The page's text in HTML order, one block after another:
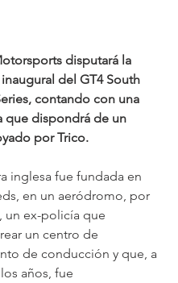
disputará la
del GT4 South
contando con una
que dispondrá de un
por Trico.
inglesa fue fundada en
en un aeródromo, por
un ex-policía que
un centro de
de conducción y que, a
años, fue